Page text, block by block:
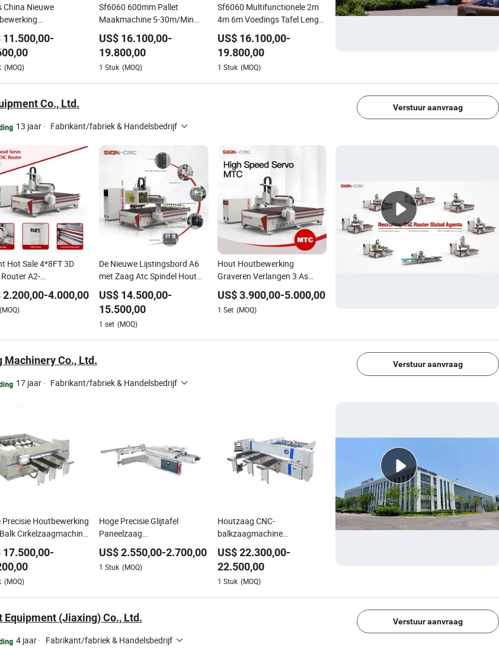
China Nieuwe
CNC Houtbalk
Zaagmachine
11.500,00-
(MOQ)
Sf6060 600mm Pallet
Maakmachine 5-30m/Min
Hout Afkortzaag Elektrische
Houtzaagmachine
US$ 16.100,00-
19.800,00
1 Stuk (MOQ)
Sf6060 Multifunctionele 2m
4m 6m Voedings Tafel Lengte
Houtzaagmachine
Automatische Snijmachine
met Hoge Snelheid
US$ 16.100,00-
19.800,00
1 Stuk (MOQ)
Co., Ltd.
13 jaar · Fabrikant/fabriek & Handelsbedrijf
Verstuur aanvraag
Hot Sale 4*8FT 3D
A2-
1530/2030/2040 CNC
Machine Hout CNC
Houtbewerking
2.200,00-4.000,00
(MOQ)
De Nieuwe Lijstingsbord A6
met Zaag Atc Spindel Hout
Snijden Graveren Machine
CNC Router voor
Meubelfabriek
US$ 14.500,00-
15.500,00
1 set (MOQ)
Hout Houtbewerking
Graveren Verlangen 3 As
1325/1530/2030/2040 3D
Frezen en Snijden CNC Router
Machine voor Acryl MDF
US$3.900,00-5.000,00
1 Set (MOQ)
Machinery Co., Ltd.
17 jaar · Fabrikant/fabriek & Handelsbedrijf
Verstuur aanvraag
Precisie Houtbewerking
Cirkelzaagmachine
Houtbewerking
17.500,00-
(MOQ)
Hoge Precisie Glijtafel
Paneelzaag
Houtbewerkingsmachine met
Zware Constructie
US$2.550,00-2.700,00
1 Stuk (MOQ)
Houtzaag CNC-
balkzaagmachine
Houtbewerkingssnijmachine
met hoge precisie
US$22.300,00-
22.500,00
1 Stuk (MOQ)
(Jiaxing) Co., Ltd.
4 jaar · Fabrikant/fabriek & Handelsbedrijf
Verstuur aanvraag